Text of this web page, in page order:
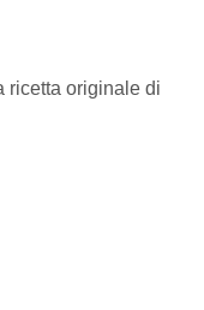
ricetta originale di